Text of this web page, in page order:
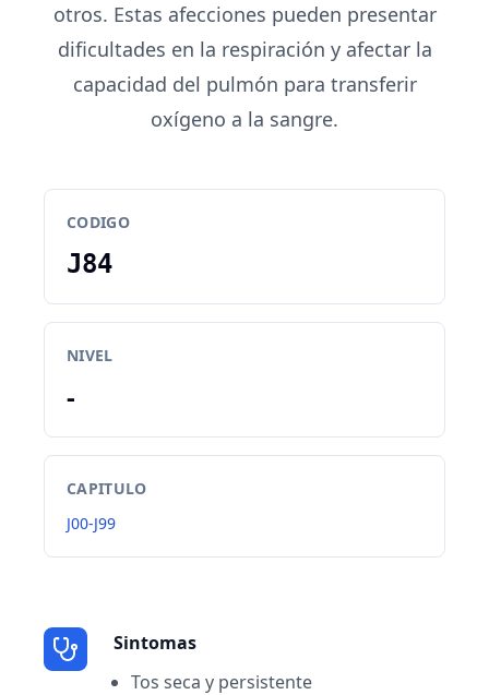
otros. Estas afecciones pueden presentar
dificultades en la respiración y afectar la
capacidad del pulmón para transferir
oxígeno a la sangre.
CODIGO
J84
NIVEL
-
CAPITULO
J00-J99
Sintomas
Tos seca y persistente